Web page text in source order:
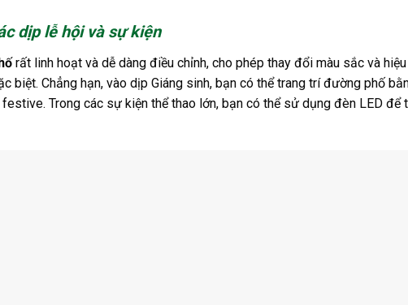
dịp lễ hội và sự kiện
rất linh hoạt và dễ dàng điều chỉnh, cho phép thay đổi màu sắc và
biệt. Chẳng hạn, vào dịp Giáng sinh, bạn có thể trang trí đường phố
Trong các sự kiện thể thao lớn, bạn có thể sử dụng đèn LED để